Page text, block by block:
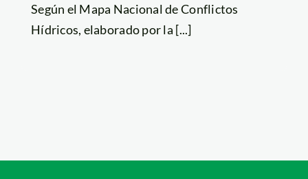
Según el Mapa Nacional de Conflictos
Hídricos, elaborado por la [...]